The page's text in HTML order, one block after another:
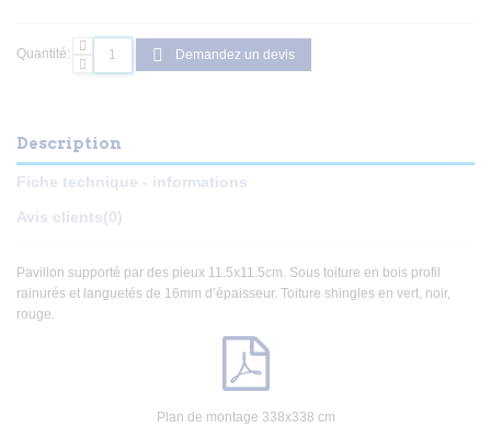
Quantité: Demandez un devis
Description
Fiche technique - informations
Avis clients(0)
Pavillon supporté par des pieux 11.5x11.5cm. Sous toiture en bois profil
rainurés et languetés de 16mm d’épaisseur. Toiture shingles en vert, noir,
rouge.
Plan de montage 338x338 cm